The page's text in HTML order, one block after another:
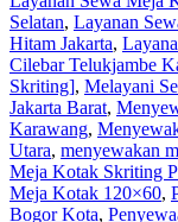
Selatan, Layanan
Hitam Jakarta,
Cilebar Telukjambe
Skriting], Melayani
Jakarta Barat,
Karawang,
Utara, menyewakan
Meja Kotak Skriting
Meja Kotak 120×60,
Bogor Kota,